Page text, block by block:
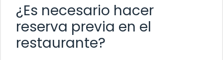
¿Es necesario hacer
reserva previa en el
restaurante?